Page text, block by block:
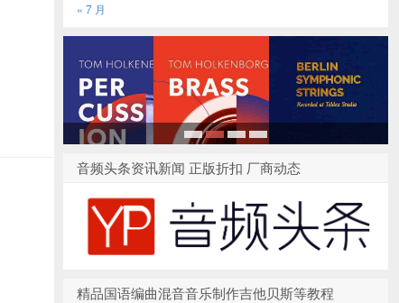
« 7 月
音频头条资讯新闻 正版折扣 厂商动态
精品国语编曲混音音乐制作吉他贝斯等教程